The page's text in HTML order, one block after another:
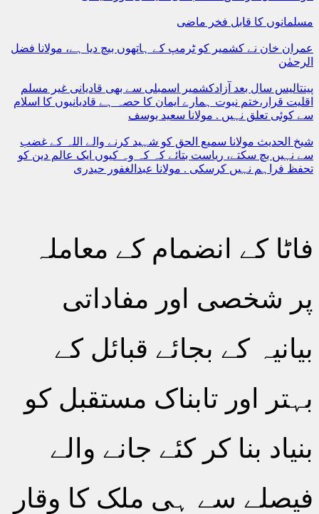
مسلمانوں کا قابل فخر ماضی
عمران خان نے کشمیر کو ٹرمپ کے ہاتھوں بیچ دیا ہے، مولانا فضل
الرحمٰن
پینتالیس سال بعد آزادکشمیر اسمبلی سے بھی قادیانی غیر مسلم
اقلیت قرار،ختم نبوت ہمارے ایمان کا حصہ ہے قادیانیوں کا اسلام
سے کوئی تعلق نہیں . مولانا سعید یوسف
شیخ الحدیث مولانا سمیع الحق کو شہید کرنے والے اللہ کے غضب
سے نہیں بچ سکتے، ریاست بتائے کہ کہ وہ کیوں ایک عالم دین کو
تحفظ فراہم نہیں کرسکی . مولانا عبدالغفور حیدری
فاٹا کے انضمام کے معاملہ
پر شخصی اور مفاداتی
بیانیہ کے بجائے قبائل کے
بہتر اور تابناک مستقبل کو
بنیاد بنا کر کئے جانے والے
فیصلے سے ہی ملک کا وقار